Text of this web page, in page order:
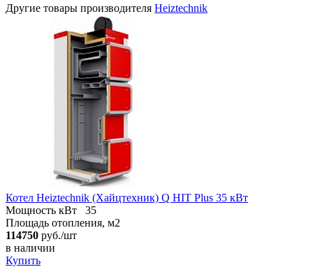
Другие товары производителя Heiztechnik
Котел Heiztechnik (Хайцтехник) Q HIT Plus 35 кВт
Мощность кВт
35
Площадь отопления, м2
114750 руб./шт
в наличии
Купить